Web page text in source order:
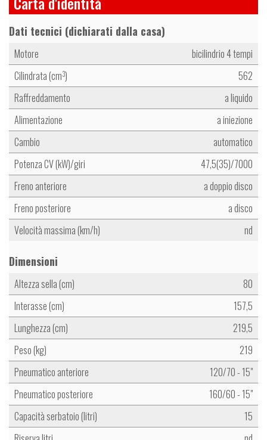
Dati tecnici (dichiarati dalla casa)
Motore
bicilindrio 4 tempi
Cilindrata (cm3)
562
Raffreddamento
a liquido
Alimentazione
a iniezione
Cambio
automatico
Potenza CV (kW)/giri
47,5(35)/7000
Freno anteriore
a doppio disco
Freno posteriore
a disco
Velocità massima (km/h)
nd
Dimensioni
Altezza sella (cm)
80
Interasse (cm)
157,5
Lunghezza (cm)
219,5
Peso (kg)
219
Pneumatico anteriore
120/70 - 15"
Pneumatico posteriore
160/60 - 15"
Capacità serbatoio (litri)
15